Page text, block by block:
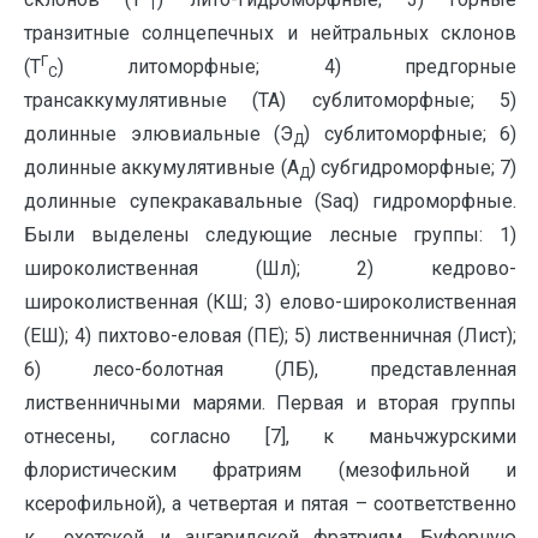
Т
транзитные солнцепечных и нейтральных склонов
(ТГ
С) литоморфные; 4) предгорные
трансаккумулятивные (ТА) сублитоморфные; 5)
долинные элювиальные (ЭД) сублитоморфные; 6)
долинные аккумулятивные (АД) субгидроморфные; 7)
долинные супекракавальные (Saq) гидроморфные.
Были выделены следующие лесные группы: 1)
широколиственная (Шл); 2) кедрово-
широколиственная (КШ; 3) елово-широколиственная
(ЕШ); 4) пихтово-еловая (ПЕ); 5) лиственничная (Лист);
6) лесо-болотная (ЛБ), представленная
лиственничными марями. Первая и вторая группы
отнесены, согласно [7], к маньчжурскими
флористическим фратриям (мезофильной и
ксерофильной), а четвертая и пятая – соответственно